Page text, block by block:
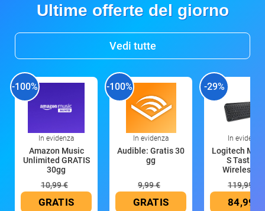
Ultime offerte del giorno
Vedi tutte
-100%
In evidenza
Amazon Music
Unlimited GRATIS
30gg
10,99 €
GRATIS
-100%
In evidenza
Audible: Gratis 30
gg
9,99 €
GRATIS
-29%
In evidenza
Logitech MX
S Tastiera
Wireless
119,99 €
84,99 €